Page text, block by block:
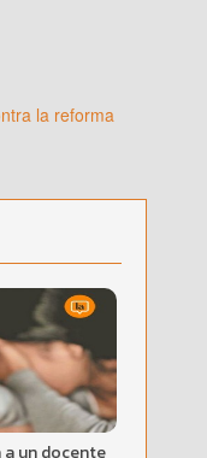
la reforma
a un docente